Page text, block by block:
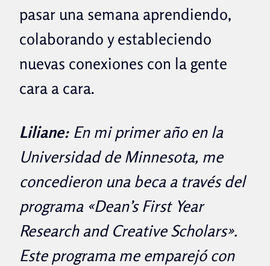
pasar una semana aprendiendo,
colaborando y estableciendo
nuevas conexiones con la gente
cara a cara.
Liliane: En mi primer año en la
Universidad de Minnesota, me
concedieron una beca a través del
programa «Dean’s First Year
Research and Creative Scholars».
Este programa me emparejó con